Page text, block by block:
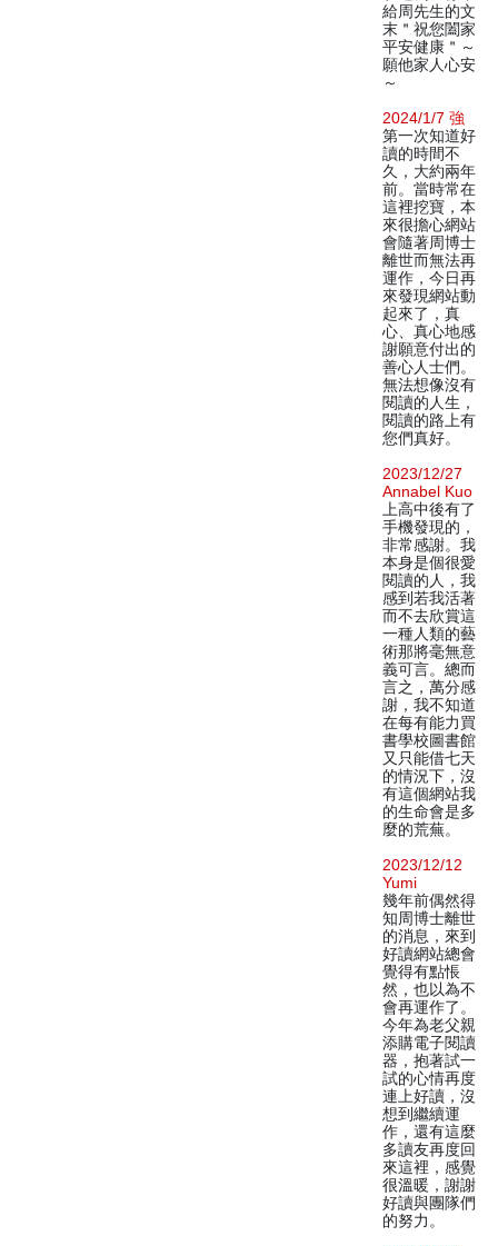
給周先生的文
末＂祝您闔家
平安健康＂～
願他家人心安
～
2024/1/7 強
第一次知道好
讀的時間不
久，大約兩年
前。當時常在
這裡挖寶，本
來很擔心網站
會隨著周博士
離世而無法再
運作，今日再
來發現網站動
起來了，真
心、真心地感
謝願意付出的
善心人士們。
無法想像沒有
閱讀的人生，
閱讀的路上有
您們真好。
2023/12/27
Annabel Kuo
上高中後有了
手機發現的，
非常感謝。我
本身是個很愛
閱讀的人，我
感到若我活著
而不去欣賞這
一種人類的藝
術那將毫無意
義可言。總而
言之，萬分感
謝，我不知道
在每有能力買
書學校圖書館
又只能借七天
的情況下，沒
有這個網站我
的生命會是多
麼的荒蕪。
2023/12/12
Yumi
幾年前偶然得
知周博士離世
的消息，來到
好讀網站總會
覺得有點悵
然，也以為不
會再運作了。
今年為老父親
添購電子閱讀
器，抱著試一
試的心情再度
連上好讀，沒
想到繼續運
作，還有這麼
多讀友再度回
來這裡，感覺
很溫暖，謝謝
好讀與團隊們
的努力。